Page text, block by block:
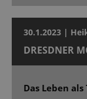
30.1.2023 |
DRESDNER
Das Leben